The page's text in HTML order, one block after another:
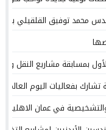
محمد توفيق القلقيلي
بمسابقة مشاريع النقل
تشارك بفعاليات اليوم العالمي
والتشخيصية في عمان